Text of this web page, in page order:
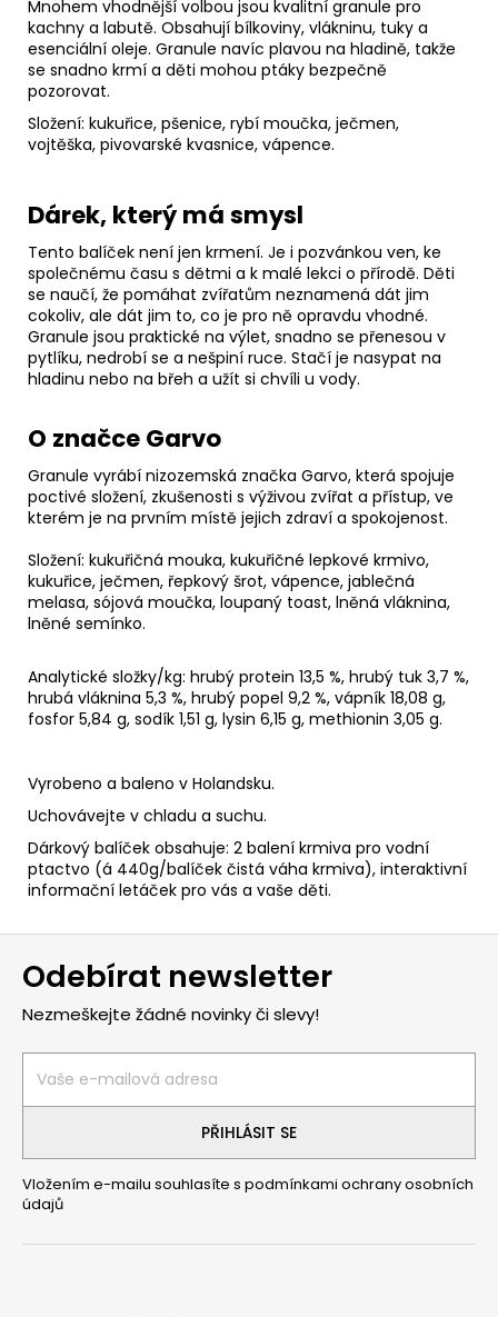
Mnohem vhodnější volbou jsou kvalitní granule pro
kachny a labutě. Obsahují bílkoviny, vlákninu, tuky a
esenciální oleje. Granule navíc plavou na hladině, takže
se snadno krmí a děti mohou ptáky bezpečně
pozorovat.
Složení: kukuřice, pšenice, rybí moučka, ječmen,
vojtěška, pivovarské kvasnice, vápence.
Dárek, který má smysl
Tento balíček není jen krmení. Je i pozvánkou ven, ke
společnému času s dětmi a k malé lekci o přírodě. Děti
se naučí, že pomáhat zvířatům neznamená dát jim
cokoliv, ale dát jim to, co je pro ně opravdu vhodné.
Granule jsou praktické na výlet, snadno se přenesou v
pytlíku, nedrobí se a nešpiní ruce. Stačí je nasypat na
hladinu nebo na břeh a užít si chvíli u vody.
O značce Garvo
Granule vyrábí nizozemská značka Garvo, která spojuje
poctivé složení, zkušenosti s výživou zvířat a přístup, ve
kterém je na prvním místě jejich zdraví a spokojenost.
Složení: kukuřičná mouka, kukuřičné lepkové krmivo,
kukuřice, ječmen, řepkový šrot, vápence, jablečná
melasa, sójová moučka, loupaný toast, lněná vláknina,
lněné semínko.
Analytické složky/kg: hrubý protein 13,5 %, hrubý tuk 3,7 %,
hrubá vláknina 5,3 %, hrubý popel 9,2 %, vápník 18,08 g,
fosfor 5,84 g, sodík 1,51 g, lysin 6,15 g, methionin 3,05 g.
Vyrobeno a baleno v Holandsku.
Uchovávejte v chladu a suchu.
Dárkový balíček obsahuje: 2 balení krmiva pro vodní
ptactvo (á 440g/balíček čistá váha krmiva), interaktivní
informační letáček pro vás a vaše děti.
Odebírat newsletter
Nezmeškejte žádné novinky či slevy!
PŘIHLÁSIT SE
Vložením e-mailu souhlasíte s podmínkami ochrany osobních
údajů